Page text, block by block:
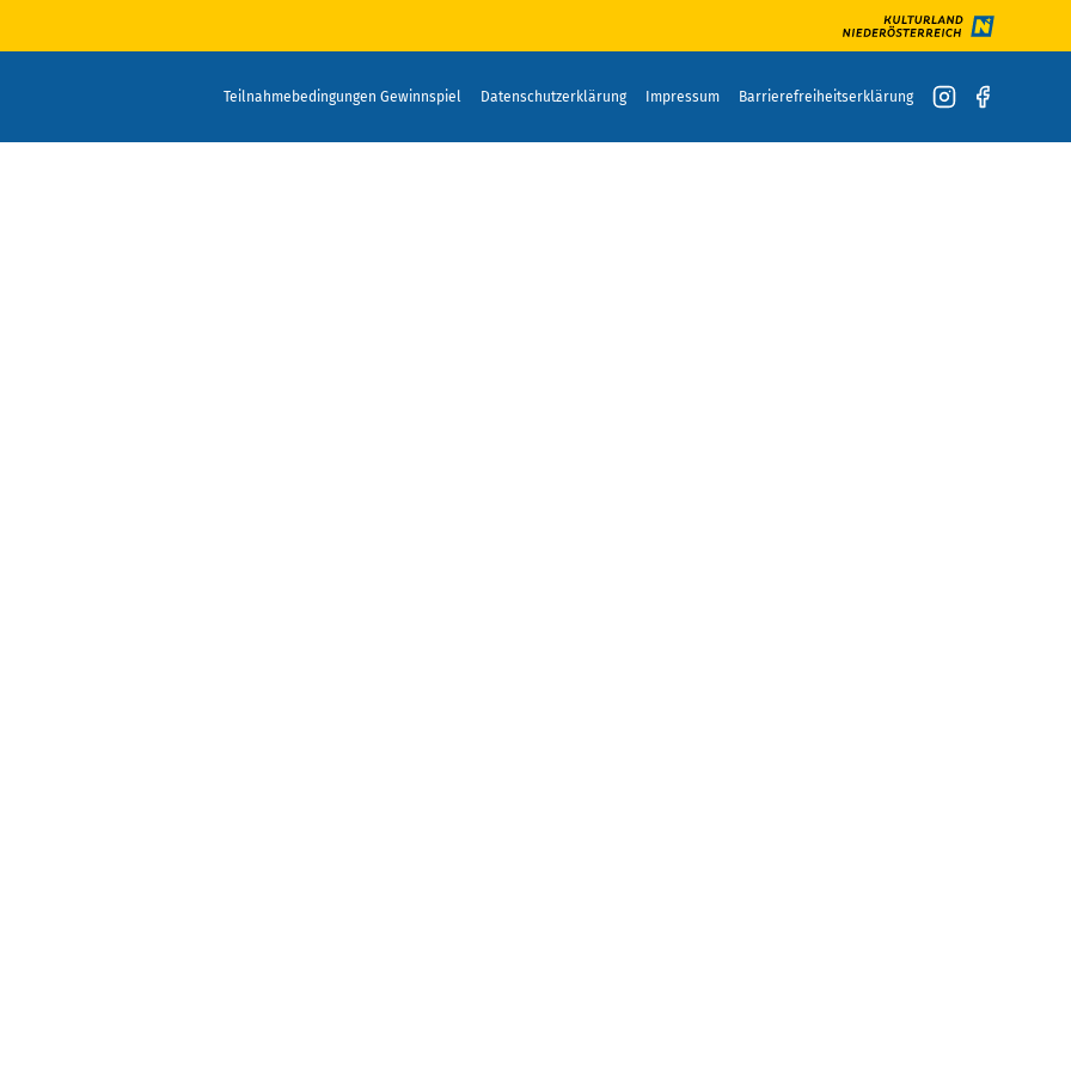
Teilnahmebedingungen Gewinnspiel Datenschutzerklärung Impressum Barrierefreiheitserklärung